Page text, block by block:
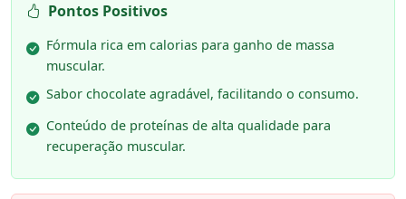
Pontos Positivos
Fórmula rica em calorias para ganho de massa
muscular.
Sabor chocolate agradável, facilitando o consumo.
Conteúdo de proteínas de alta qualidade para
recuperação muscular.